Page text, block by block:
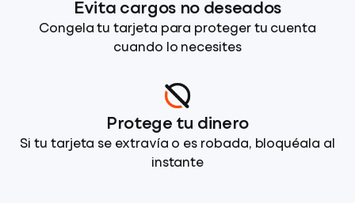
Evita cargos no deseados
Congela tu tarjeta para proteger tu cuenta
cuando lo necesites
Protege tu dinero
Si tu tarjeta se extravía o es robada, bloquéala al
instante